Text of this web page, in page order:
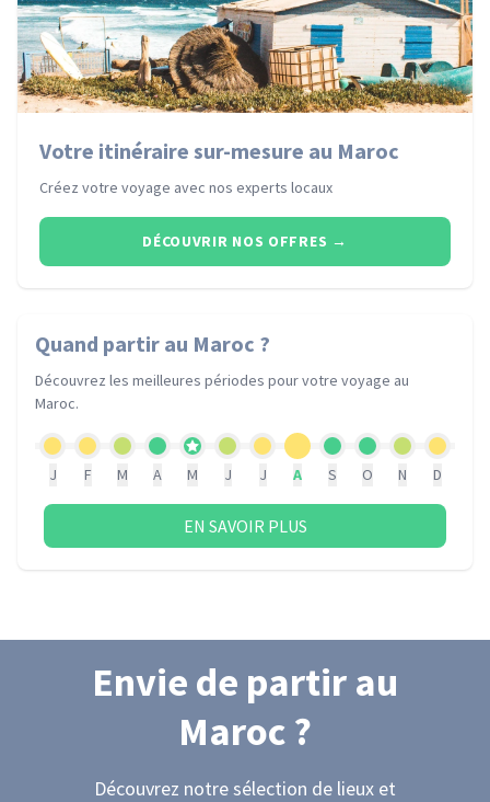
Votre itinéraire sur-mesure au Maroc
Créez votre voyage avec nos experts locaux
DÉCOUVRIR NOS OFFRES →
Quand partir au Maroc ?
Découvrez les meilleures périodes pour votre voyage au
Maroc.
J F M A M J J A S O N D
EN SAVOIR PLUS
Envie de partir au
Maroc ?
Découvrez notre sélection de lieux et